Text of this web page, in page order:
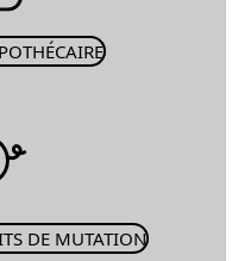
DE MUTATION